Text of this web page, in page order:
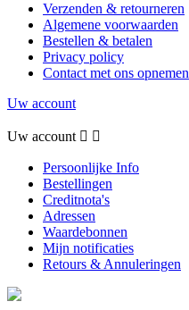
Verzenden & retourneren
Algemene voorwaarden
Bestellen & betalen
Privacy policy
Contact met ons opnemen
Uw account
Uw account  
Persoonlijke Info
Bestellingen
Creditnota's
Adressen
Waardebonnen
Mijn notificaties
Retours & Annuleringen